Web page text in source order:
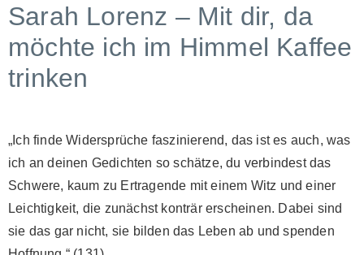
Sarah Lorenz – Mit dir, da
möchte ich im Himmel Kaffee
trinken
„Ich finde Widersprüche faszinierend, das ist es auch, was
ich an deinen Gedichten so schätze, du verbindest das
Schwere, kaum zu Ertragende mit einem Witz und einer
Leichtigkeit, die zunächst konträr erscheinen. Dabei sind
sie das gar nicht, sie bilden das Leben ab und spenden